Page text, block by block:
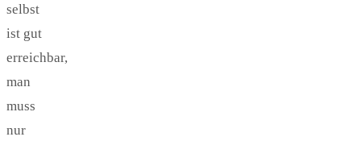
selbst
ist gut
erreichbar,
man
muss
nur